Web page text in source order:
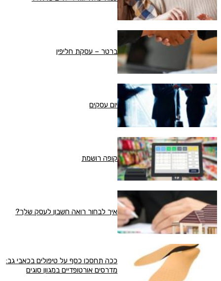
ברטר – עסקת חליפין
יום עסקים
קופה רושמת
איך לבחור רואה חשבון לעסק שלך?
ככה תחסכו כסף על טיפולים בכאבי גב:
מדרסים אורטופדיים במגוון סוגים